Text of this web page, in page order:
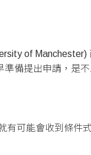
of
備提出申請，是不
可能會收到條件